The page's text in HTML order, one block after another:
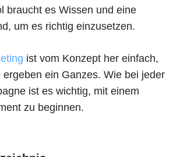
braucht es Wissen und eine
um es richtig einzusetzen.
ist vom Konzept her einfach,
ergeben ein Ganzes. Wie bei jeder
ist es wichtig, mit einem
zu beginnen.